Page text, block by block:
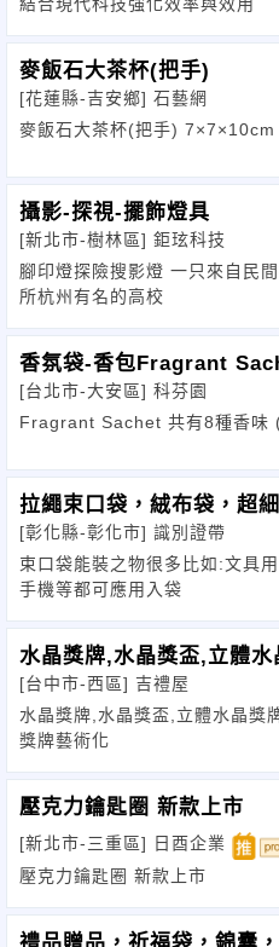
結合現代科技強化效率與效用
麥飯石大茶杯(把手)
[花蓮縣-吉安鄉] 石藝網
麥飯石大茶杯(把手)
攝影-探視-擺飾燈具
[新北市-樹林區] 鉅玹科技
腳印燈探險搜影燈 一只來自民
所杭州有名的高校
香氛袋-香包Fragrant
[台北市-大安區] 科芬園
Fragrant Sachet 共有8種香味
拉繩束口袋，絨布袋，超
袋，手機袋
[彰化縣-彰化市] 識別證帶
束口袋能裝之物很多比如:文具
手機等都可應用入袋
水晶獎牌,水晶獎盃,立體水
文鎮,水晶獎牌藝術化
[台中市-西區] 吉禮屋
水晶獎牌,水晶獎盃,立體水晶獎
獎牌藝術化
壓克力鑰匙圈 新款上市
[新北市-三重區]
日酉企業
壓克力鑰匙圈 新款上市
禮品贈品，祈福袋，錦囊